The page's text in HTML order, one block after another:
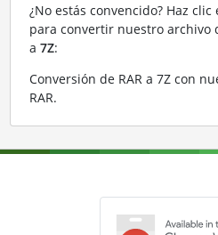
¿No estás convencido? Haz
para convertir nuestro archivo
a 7Z:
Conversión de RAR a 7Z con
RAR.